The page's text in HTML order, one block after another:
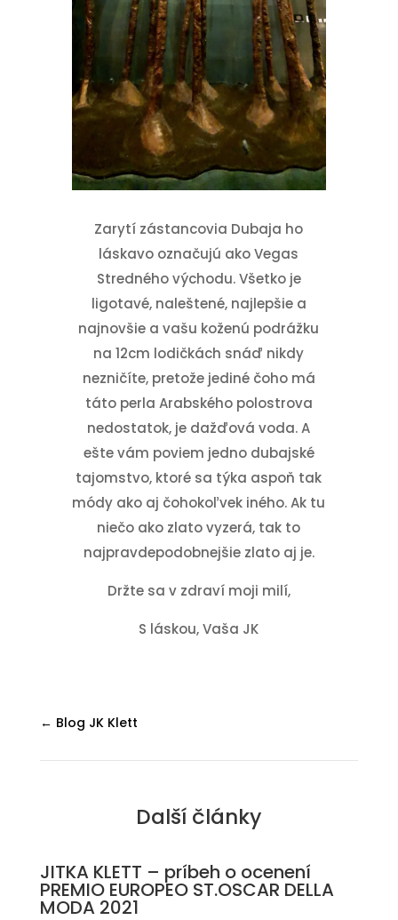
Zarytí zástancovia Dubaja ho
láskavo označujú ako Vegas
Stredného východu. Všetko je
ligotavé, naleštené, najlepšie a
najnovšie a vašu koženú podrážku
na 12cm lodičkách snáď nikdy
nezničíte, pretože jediné čoho má
táto perla Arabského polostrova
nedostatok, je dažďová voda. A
ešte vám poviem jedno dubajské
tajomstvo, ktoré sa týka aspoň tak
módy ako aj čohokoľvek iného. Ak tu
niečo ako zlato vyzerá, tak to
najpravdepodobnejšie zlato aj je.
Držte sa v zdraví moji milí,
S láskou, Vaša JK
← Blog JK Klett
Další články
JITKA KLETT – príbeh o ocenení
PREMIO EUROPEO ST.OSCAR DELLA
MODA 2021